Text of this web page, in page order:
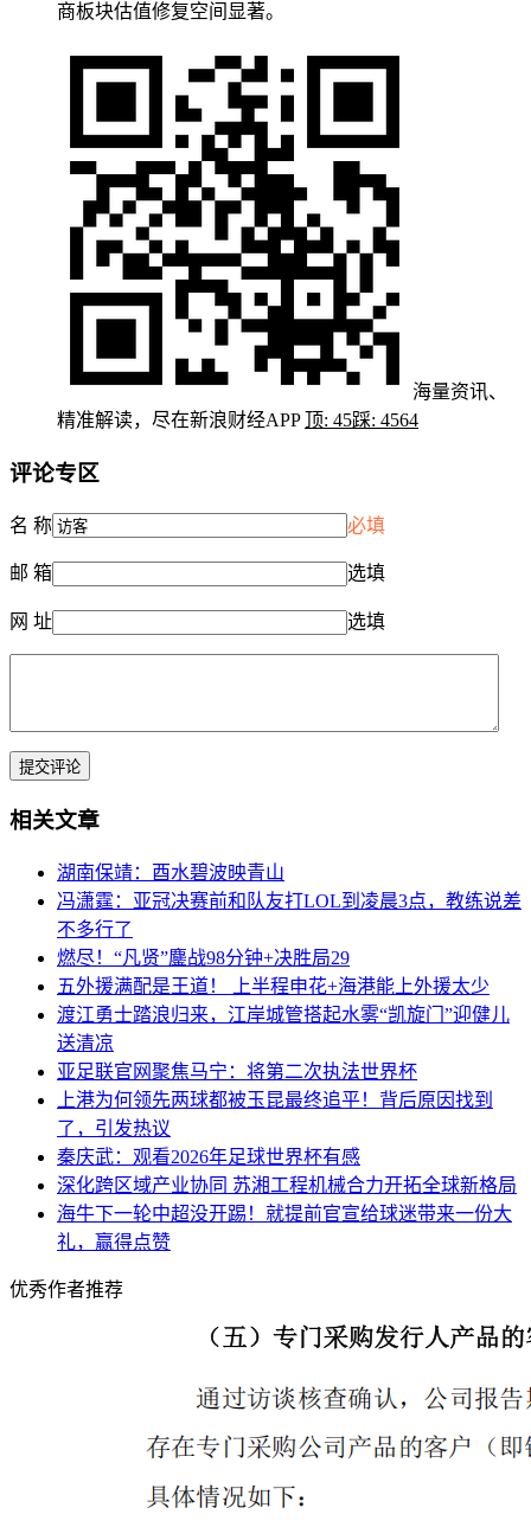
商板块估值修复空间显著。
海量资讯、
精准解读，尽在新浪财经APP 顶: 45踩: 4564
评论专区
名 称 必填
邮 箱 选填
网 址 选填
相关文章
湖南保靖：酉水碧波映青山
冯潇霆：亚冠决赛前和队友打LOL到凌晨3点，教练说差
不多行了
燃尽！“凡贤”鏖战98分钟+决胜局29
五外援满配是王道！ 上半程申花+海港能上外援太少
渡江勇士踏浪归来，江岸城管搭起水雾“凯旋门”迎健儿
送清凉
亚足联官网聚焦马宁：将第二次执法世界杯
上港为何领先两球都被玉昆最终追平！背后原因找到
了，引发热议
秦庆武：观看2026年足球世界杯有感
深化跨区域产业协同 苏湘工程机械合力开拓全球新格局
海牛下一轮中超没开踢！就提前官宣给球迷带来一份大
礼，赢得点赞
优秀作者推荐